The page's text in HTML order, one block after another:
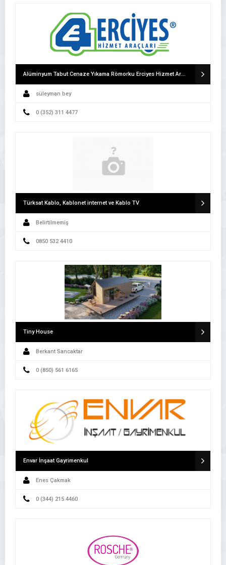
Alüminyum Tabut Cenaze Yıkama Römorku Erciyes Hizmet Araçları Cenaze Römorku
süleyman bey
0 (352) 311 4477
Türksat Kablo, Kablonet internet ve Kablo TV
Belirtilmemiş
0850 532 4410
Tiny House
Berkant Sancaktar
0 (850) 561 6165
Envar İnşaat Gayrimenkul
Enes Çakmak
0 (344) 215 4460